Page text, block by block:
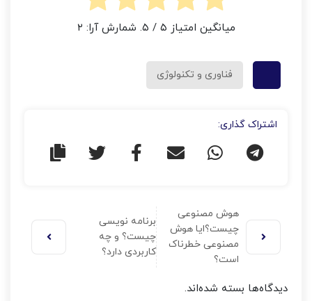
میانگین امتیاز ۵ / ۵. شمارش آرا: ۲
فناوری و تکنولوژی
اشتراک گذاری:
هوش مصنوعی
چیست؟ایا هوش
مصنوعی خطرناک
است؟
برنامه نویسی
چیست؟ و چه
کاربردی دارد؟
دیدگاه‌ها بسته شده‌اند.